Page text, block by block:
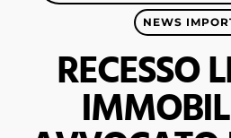
NEWS
RECESSO